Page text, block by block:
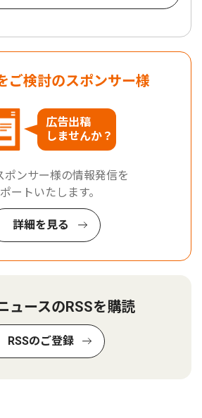
ご検討のスポンサー様
広告出稿
しませんか？
ポンサー様の情報発信を
ートいたします。
詳細を見る
ュースのRSSを購読
RSSのご登録